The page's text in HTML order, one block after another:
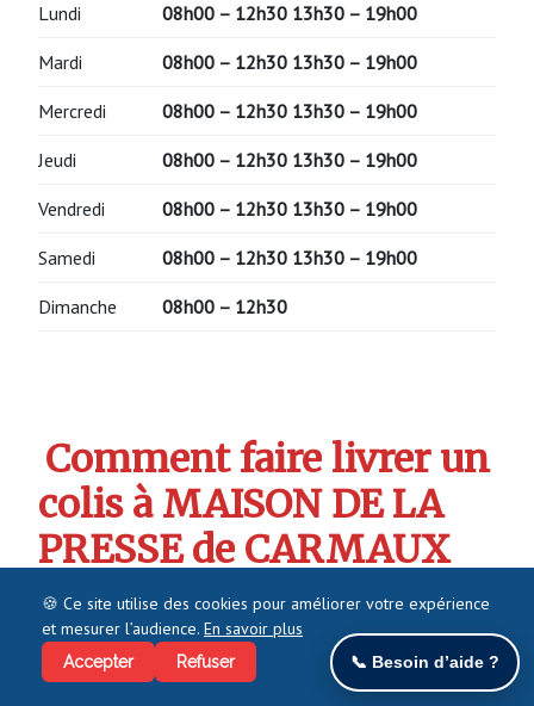
Lundi 08h00 – 12h30 13h30 – 19h00
Mardi 08h00 – 12h30 13h30 – 19h00
Mercredi 08h00 – 12h30 13h30 – 19h00
Jeudi 08h00 – 12h30 13h30 – 19h00
Vendredi 08h00 – 12h30 13h30 – 19h00
Samedi 08h00 – 12h30 13h30 – 19h00
Dimanche 08h00 – 12h30
Comment faire livrer un
colis à MAISON DE LA
PRESSE de CARMAUX
qui est membre du
réseau MONDIAL RELAY
Vous habitez à proximité de MAISON DE LA PRESSE
🍪 Ce site utilise des cookies pour améliorer votre expérience
et mesurer l’audience. En savoir plus
Accepter Refuser 📞 Besoin d’aide ?